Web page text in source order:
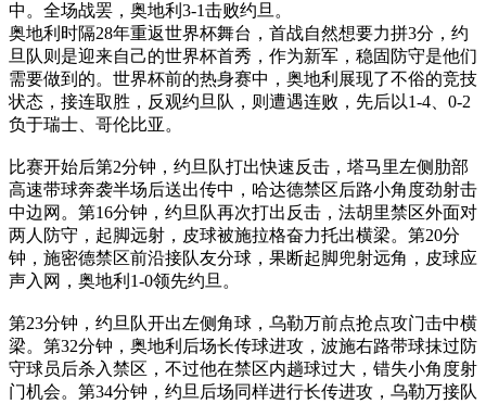
中。全场战罢，奥地利3-1击败约旦。
奥地利时隔28年重返世界杯舞台，首战自然想要力拼3分，约
旦队则是迎来自己的世界杯首秀，作为新军，稳固防守是他们
需要做到的。世界杯前的热身赛中，奥地利展现了不俗的竞技
状态，接连取胜，反观约旦队，则遭遇连败，先后以1-4、0-2
负于瑞士、哥伦比亚。
比赛开始后第2分钟，约旦队打出快速反击，塔马里左侧肋部
高速带球奔袭半场后送出传中，哈达德禁区后路小角度劲射击
中边网。第16分钟，约旦队再次打出反击，法胡里禁区外面对
两人防守，起脚远射，皮球被施拉格奋力托出横梁。第20分
钟，施密德禁区前沿接队友分球，果断起脚兜射远角，皮球应
声入网，奥地利1-0领先约旦。
第23分钟，约旦队开出左侧角球，乌勒万前点抢点攻门击中横
梁。第32分钟，奥地利后场长传球进攻，波施右路带球抹过防
守球员后杀入禁区，不过他在禁区内趟球过大，错失小角度射
门机会。第34分钟，约旦后场同样进行长传进攻，乌勒万接队